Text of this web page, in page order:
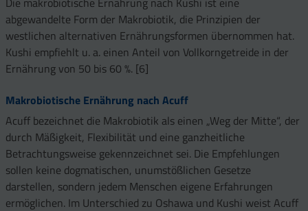
abgewandelte Form der Makrobiotik, die Prinzipien der
westlichen alternativen Ernährungsformen übernommen hat.
Kushi empfiehlt u. a. einen Anteil von Vollkorngetreide in der
Ernährung von 50 bis 60 %. [6]
Makrobiotische Ernährung nach Acuff
Acuff bezeichnet die Makrobiotik als einen „Weg der Mitte“, der
durch Mäßigkeit, Flexibilität und eine ganzheitliche
Betrachtungsweise gekennzeichnet sei. Die Empfehlungen
sollen keine dogmatischen, unumstößlichen Gesetze
darstellen, sondern jedem Menschen eigene Erfahrungen
ermöglichen. Im Unterschied zu Oshawa und Kushi weist Acuff